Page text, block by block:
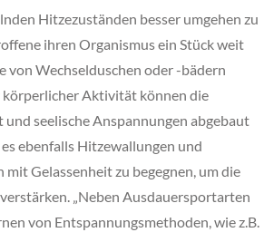
Hitzezuständen besser umgehen zu
ihren Organismus ein Stück weit
von Wechselduschen oder -bädern
körperlicher Aktivität können die
seelische Anspannungen abgebaut
ebenfalls Hitzewallungen und
mit Gelassenheit zu begegnen, um die
„Neben Ausdauersportarten
von Entspannungsmethoden, wie z.B.